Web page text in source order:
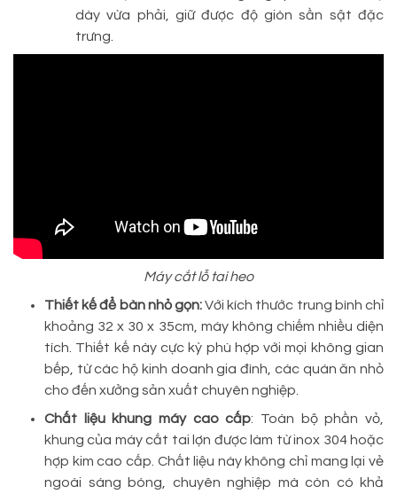
dày vừa phải, giữ được độ giòn sần sật đặc
trưng.
Máy cắt lỗ tai heo
Thiết kế để bàn nhỏ gọn:Với kích thước trung bình chỉ
khoảng 32 x 30 x 35cm, máy không chiếm nhiều diện
tích. Thiết kế này cực kỳ phù hợp với mọi không gian
bếp, từ các hộ kinh doanh gia đình, các quán ăn nhỏ
cho đến xưởng sản xuất chuyên nghiệp.
Chất liệu khung máy cao cấp: Toàn bộ phần vỏ,
khung của máy cắt tai lợn được làm từ inox 304 hoặc
hợp kim cao cấp. Chất liệu này không chỉ mang lại vẻ
ngoài sáng bóng, chuyên nghiệp mà còn có khả